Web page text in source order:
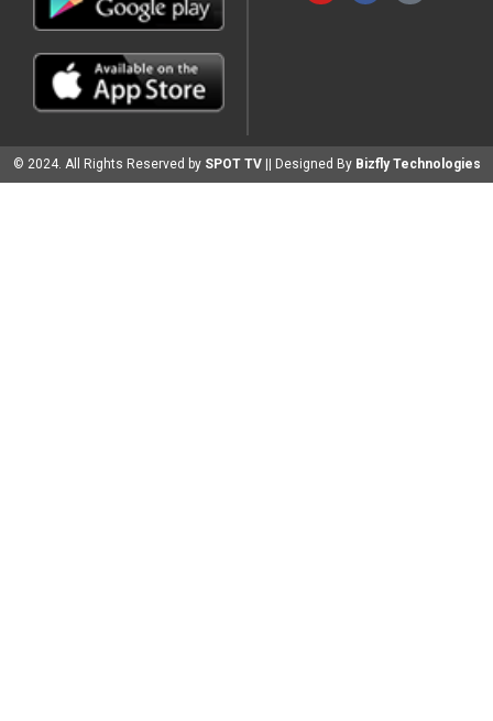
© 2024. All Rights Reserved by SPOT TV || Designed By Bizfly Technologies